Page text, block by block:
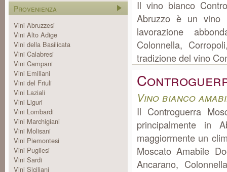
Provenienza
Vini Abruzzesi
Vini Alto Adige
Vini della Basilicata
Vini Calabresi
Vini Campani
Vini Emiliani
Vini del Friuli
Vini Laziali
Vini Liguri
Vini Lombardi
Vini Marchigiani
Vini Molisani
Vini Piemontesi
Vini Pugliesi
Vini Sardi
Vini Siciliani
Il vino bianco
Abruzzo è un vino
lavorazione
Colonnella,
tradizione del vino
Vino bianco
Il Controguerra
principalmente in
maggiormente un
Moscato Amabile
Ancarano,